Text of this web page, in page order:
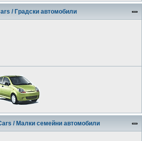
/ Градски автомобили
/ Малки семейни автомобили